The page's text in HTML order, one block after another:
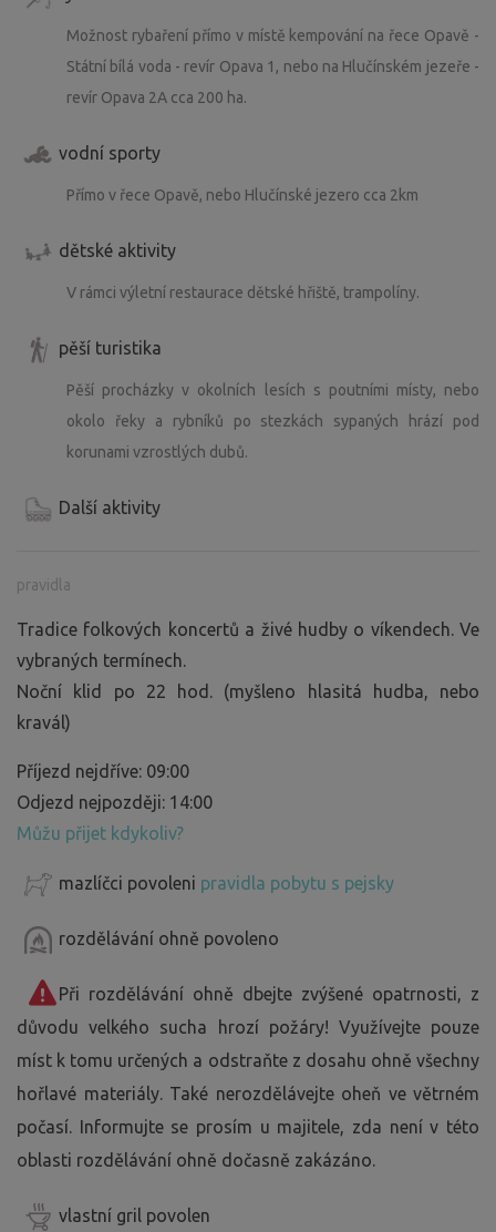
Možnost rybaření přímo v místě kempování na řece Opavě -
Státní bílá voda - revír Opava 1, nebo na Hlučínském jezeře -
revír Opava 2A cca 200 ha.
vodní sporty
Přímo v řece Opavě, nebo Hlučínské jezero cca 2km
dětské aktivity
V rámci výletní restaurace dětské hřiště, trampolíny.
pěší turistika
Pěší procházky v okolních lesích s poutními místy, nebo
okolo řeky a rybníků po stezkách sypaných hrází pod
korunami vzrostlých dubů.
Další aktivity
pravidla
Tradice folkových koncertů a živé hudby o víkendech. Ve
vybraných termínech.
Noční klid po 22 hod. (myšleno hlasitá hudba, nebo
kravál)
Příjezd nejdříve: 09:00
Odjezd nejpozději: 14:00
Můžu přijet kdykoliv?
mazlíčci povoleni pravidla pobytu s pejsky
rozdělávání ohně povoleno
Při rozdělávání ohně dbejte zvýšené opatrnosti, z
důvodu velkého sucha hrozí požáry! Využívejte pouze
míst k tomu určených a odstraňte z dosahu ohně všechny
hořlavé materiály. Také nerozdělávejte oheň ve větrném
počasí. Informujte se prosím u majitele, zda není v této
oblasti rozdělávání ohně dočasně zakázáno.
vlastní gril povolen